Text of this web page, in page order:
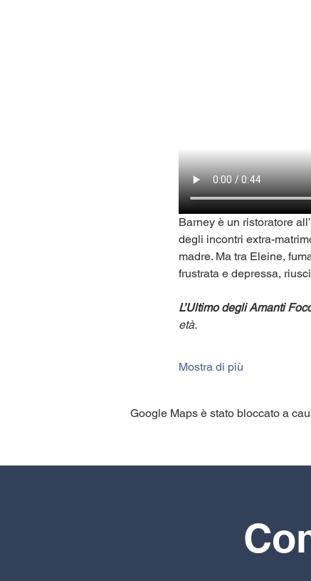
Barney è un ristoratore
degli incontri extra-
madre. Ma tra Eleine,
frustrata e depressa,
L’Ultimo degli Amanti
età.
Mostra di più
Google Maps è stato bloccato a